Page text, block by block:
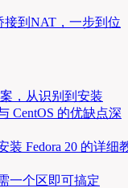
接到NAT，一步到位
，从识别到安装
CentOS 的优缺点深
装 Fedora 20 的详细
一个区即可搞定